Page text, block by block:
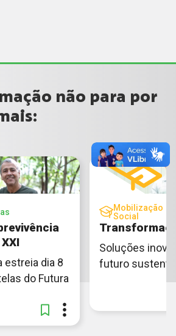
não para por
estreia dia 8
do Futura
Mobilização
Social
Soluções
futuro